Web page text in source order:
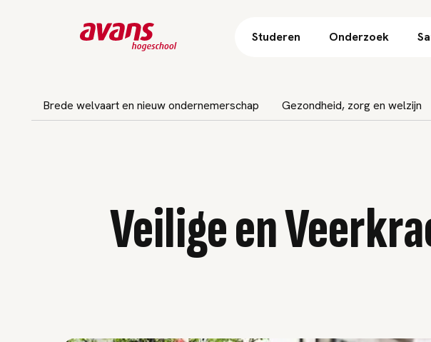
Studeren Onderzoek
Brede welvaart en nieuw ondernemerschap
Gezondheid, zorg en welzijn
Veilige en